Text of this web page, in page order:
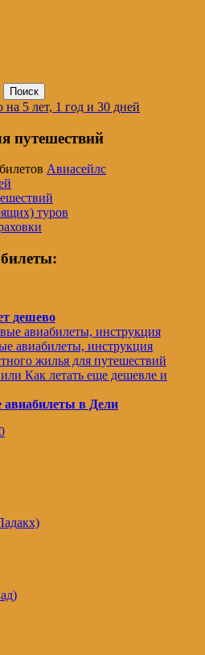
5 лет, 1 год и 30 дней
путешествий
Авиасейлс
туров
дешево
авиабилеты, инструкция
авиабилеты, инструкция
жилья для путешествий
или Как летать еще дешевле и
авиабилеты в Дели